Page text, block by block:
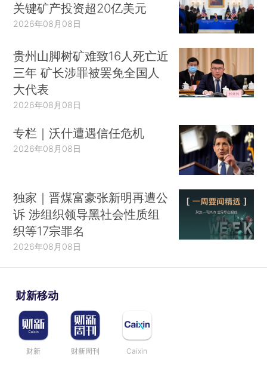
关键矿产投资超20亿美元
2026年08月08日
贵州山脚树矿难致16人死亡近
三年 矿长涉罪被罢免全国人
大代表
2026年08月08日
专栏｜沃什遭遇信任危机
2026年08月08日
独家｜晋煤富豪张新明再遭公
诉 涉组织领导黑社会性质组
织等17宗罪名
2026年08月08日
财新移动
财新 财新周刊 Caixin